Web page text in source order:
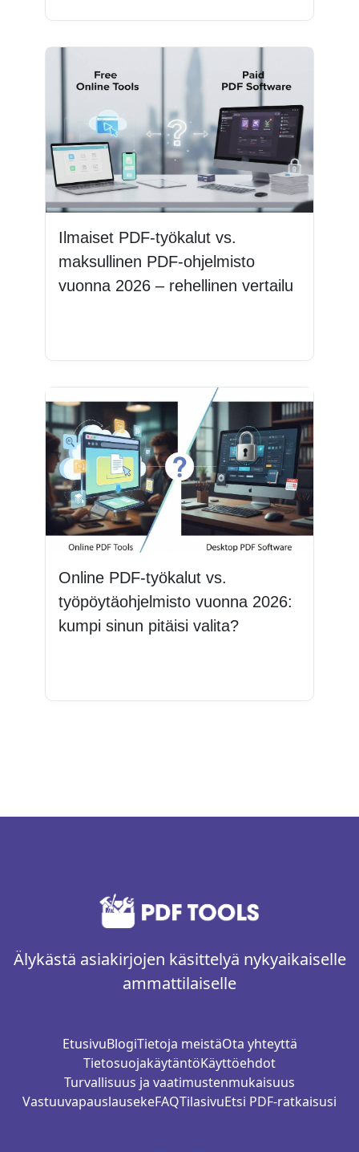
Ilmaiset PDF-työkalut vs.
maksullinen PDF-ohjelmisto
vuonna 2026 – rehellinen vertailu
Online PDF-työkalut vs.
työpöytäohjelmisto vuonna 2026:
kumpi sinun pitäisi valita?
Älykästä asiakirjojen käsittelyä nykyaikaiselle
ammattilaiselle
EtusivuBlogiTietoja meistäOta yhteyttä
TietosuojakäytäntöKäyttöehdot
Turvallisuus ja vaatimustenmukaisuus
VastuuvapauslausekeFAQTilasivuEtsi PDF-ratkaisusi